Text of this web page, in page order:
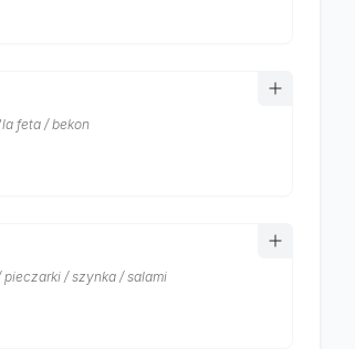
feta / bekon
/ szynka / salami